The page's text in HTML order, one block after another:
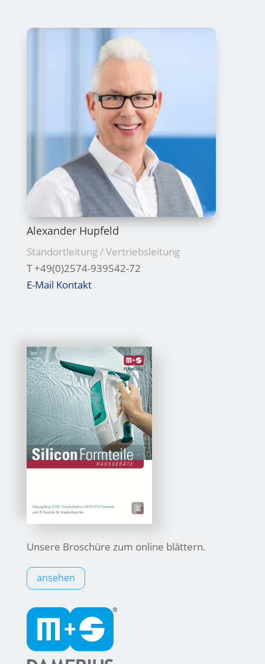
Alexander Hupfeld
Standortleitung / Vertriebsleitung
T +49(0)2574-939542-72
E-Mail Kontakt
Unsere Broschüre zum online blättern.
ansehen